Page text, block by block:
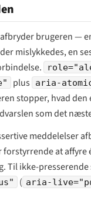
brugeren —
mislykkedes, en
plus aria-
stopper, hvad den
som det
meddelelser
forstyrrende at
Til ikke-
( aria-